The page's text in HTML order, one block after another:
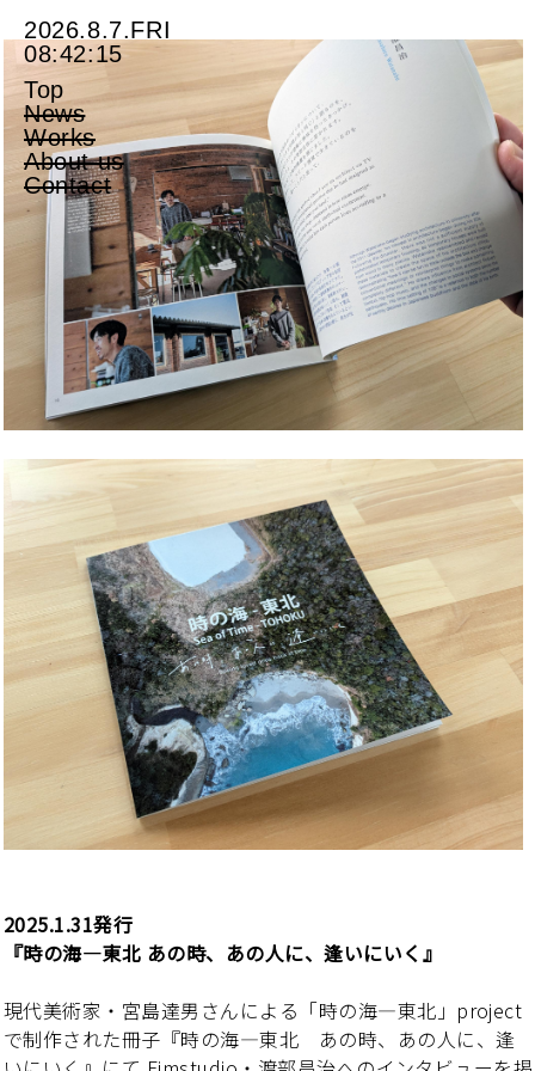
2026.8.7.FRI
08:42:15
Top
News
Works
About us
Contact
2025.1.31発行
『時の海―東北 あの時、あの人に、逢いにいく』
現代美術家・宮島達男さんによる「時の海―東北」project
で制作された冊子『時の海―東北 あの時、あの人に、逢